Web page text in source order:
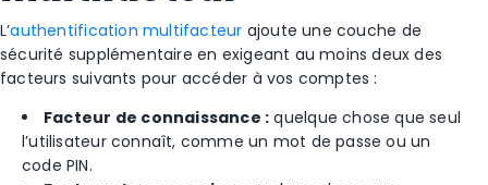
L’authentification multifacteur ajoute une couche de
sécurité supplémentaire en exigeant au moins deux des
facteurs suivants pour accéder à vos comptes :
Facteur de connaissance : quelque chose que seul
l’utilisateur connaît, comme un mot de passe ou un
code PIN.